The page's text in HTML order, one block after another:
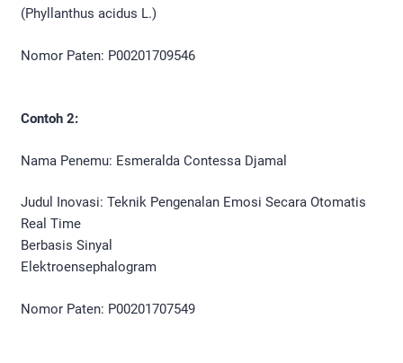
(Phyllanthus acidus L.)
Nomor Paten: P00201709546
Contoh 2:
Nama Penemu: Esmeralda Contessa Djamal
Judul Inovasi: Teknik Pengenalan Emosi Secara Otomatis
Real Time
Berbasis Sinyal
Elektroensephalogram
Nomor Paten: P00201707549